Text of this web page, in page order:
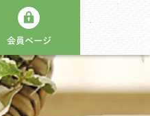
会員ページ